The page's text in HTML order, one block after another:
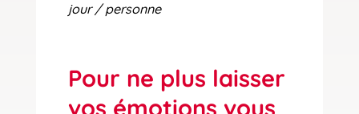
jour / personne
Pour ne plus laisser
vos émotions vous